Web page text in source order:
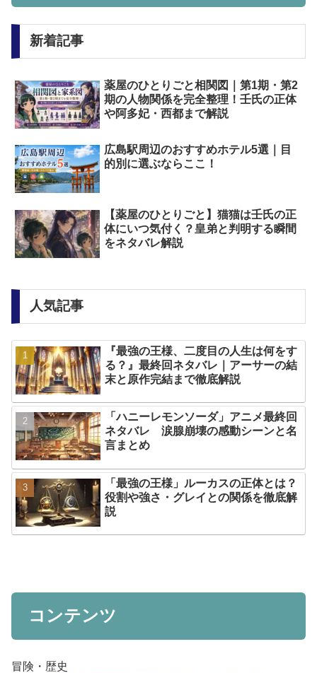
新着記事
薬屋のひとりごと相関図｜第1期・第2
期の人物関係を完全整理！壬氏の正体
や阿多妃・西都まで解説
広島駅周辺のおすすめホテル5選｜目
的別に選ぶならここ！
【薬屋のひとりごと】猫猫は壬氏の正
体にいつ気付く？皇弟と判明する瞬間
をネタバレ解説
人気記事
『最強の王様、二度目の人生は何をす
る？』最終回ネタバレ｜アーサーの結
末と原作完結まで徹底解説
「ハニーレモンソーダ」アニメ最終回
ネタバレ 涙腺崩壊の感動シーンと名
言まとめ
「最強の王様」ルーカスの正体とは？
役割や強さ・グレイとの関係を徹底解
説
コンテンツ
冒険・歴史